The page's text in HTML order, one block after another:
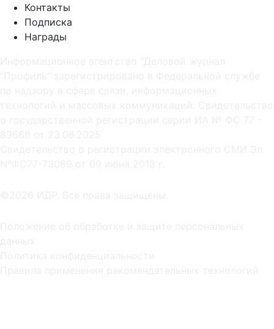
Контакты
Подписка
Награды